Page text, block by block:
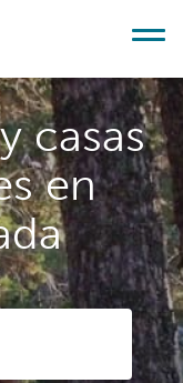
casas
en